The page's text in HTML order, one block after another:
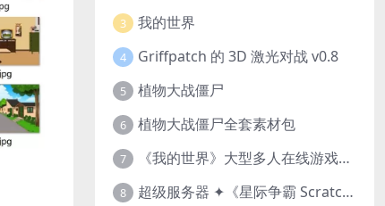
3 我的世界
4 Griffpatch 的 3D 激光对战 v0.8
5 植物大战僵尸
6 植物大战僵尸全套素材包
7 《我的世界》大型多人在线游戏（MMO）v1.7
8 超级服务器 ✦《星际争霸 Scratch（经典版本）》